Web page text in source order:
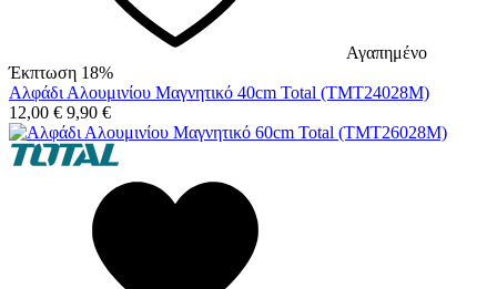
Αγαπημένο
Έκπτωση 18%
Αλφάδι Αλουμινίου Μαγνητικό 40cm Total (TMT24028M)
12,00 € 9,90 €